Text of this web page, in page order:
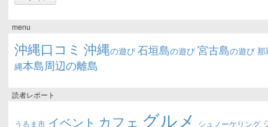
menu
沖縄口コミ 沖縄の遊び 石垣島の遊び 宮古島の遊び 那
縄本島周辺の離島
読者レポート
うるま市 イベント カフェ グルメ シュノーケリング